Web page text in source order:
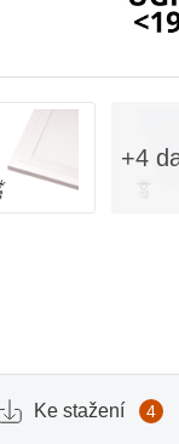
+4
Ke stažení 4